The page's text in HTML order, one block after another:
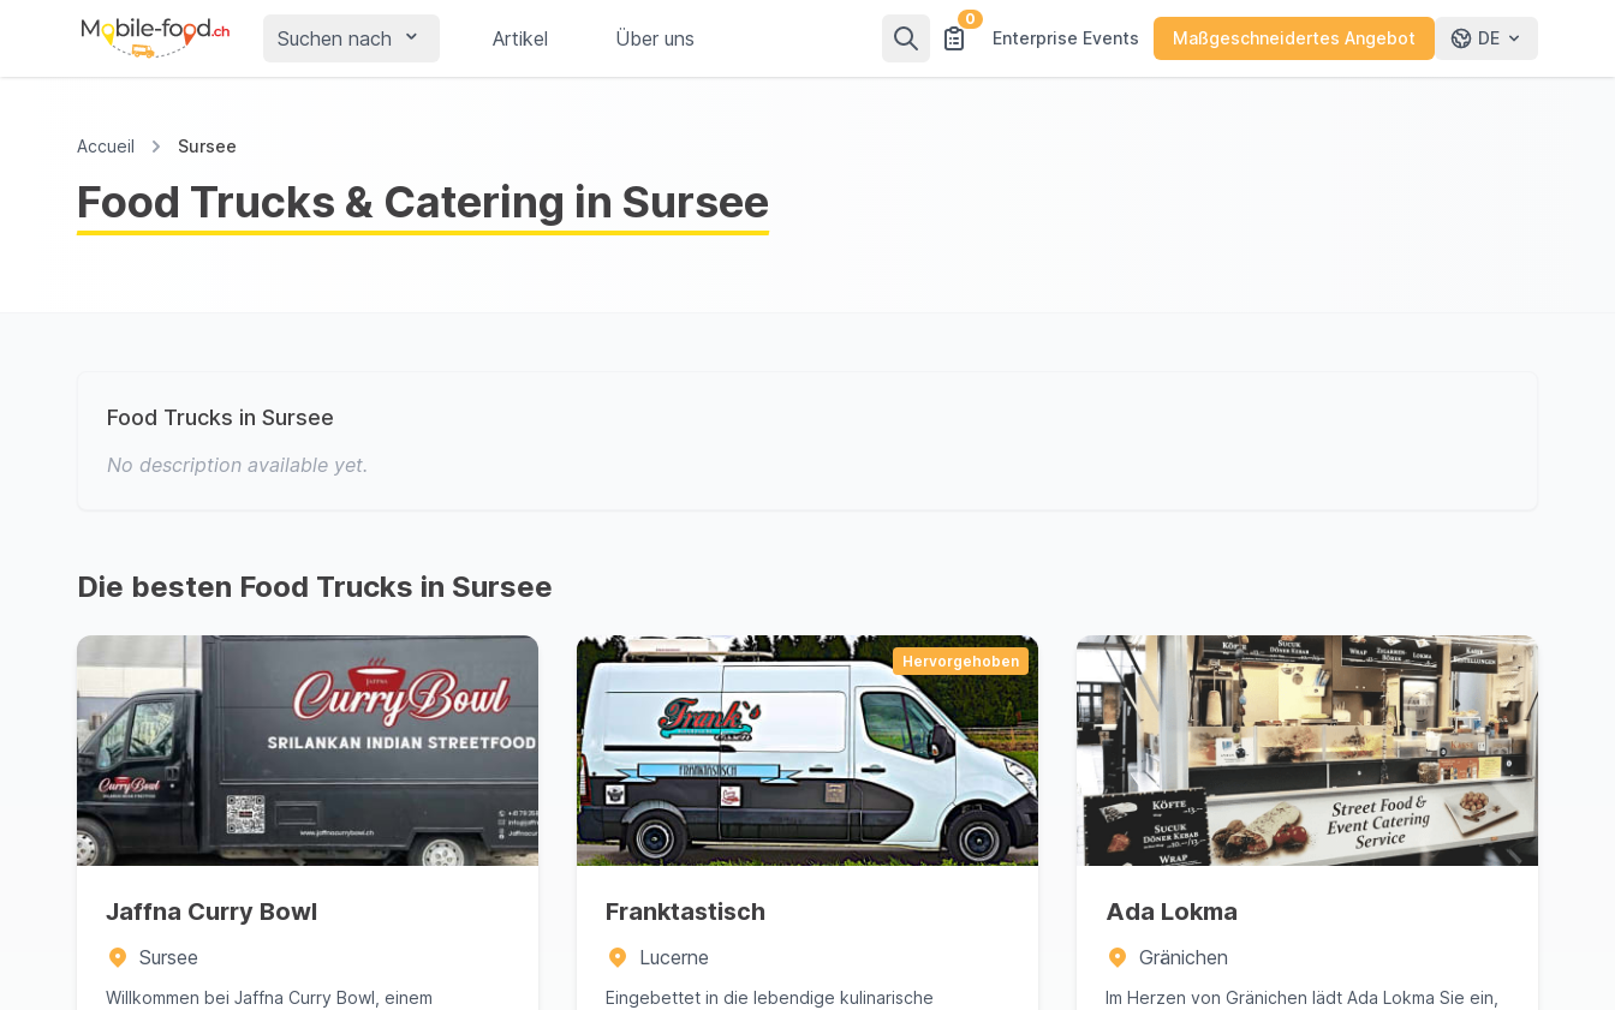
Suchen nach Artikel Über uns
0
Enterprise Events Maßgeschneidertes Angebot DE
Accueil Sursee
Food Trucks & Catering in Sursee
Food Trucks in Sursee
No description available yet.
Die besten Food Trucks in Sursee
Jaffna Curry Bowl
Sursee
Willkommen bei Jaffna Curry Bowl, einem
Hervorgehoben
Franktastisch
Lucerne
Eingebettet in die lebendige kulinarische
Ada Lokma
Gränichen
Im Herzen von Gränichen lädt Ada Lokma Sie ein,